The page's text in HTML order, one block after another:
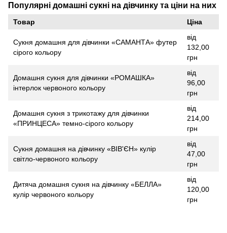
Популярні домашні сукні на дівчинку та ціни на них
Товар Ціна
Сукня домашня для дівчинки «САМАНТА» футер
сірого кольору
від
132,00
грн
Домашня сукня для дівчинки «РОМАШКА»
інтерлок червоного кольору
від
96,00
грн
Домашня сукня з трикотажу для дівчинки
«ПРИНЦЕСА» темно-сірого кольору
від
214,00
грн
Сукня домашня на дівчинку «ВІВ'ЄН» кулір
світло-червоного кольору
від
47,00
грн
Дитяча домашня сукня на дівчинку «БЕЛЛА»
кулір червоного кольору
від
120,00
грн